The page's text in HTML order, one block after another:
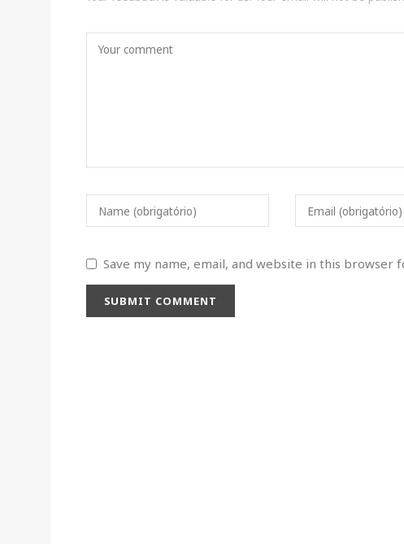
Your comment
Name (obrigatório) Email (obrigatório)
Save my name, email, and website in this browser
SUBMIT COMMENT